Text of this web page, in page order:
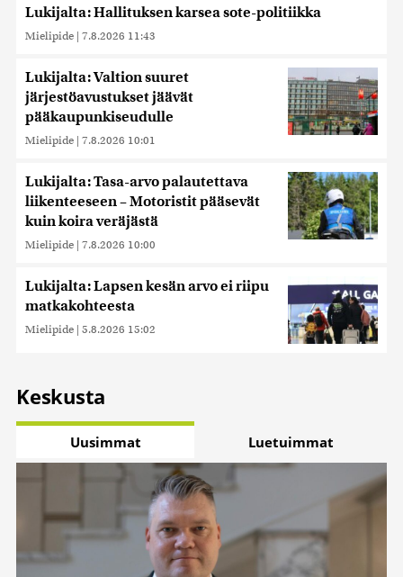
Lukijalta: Hallituksen karsea sote-politiikka
Mielipide | 7.8.2026 11:43
Lukijalta: Valtion suuret
järjestöavustukset jäävät
pääkaupunkiseudulle
Mielipide | 7.8.2026 10:01
Lukijalta: Tasa-arvo palautettava
liikenteeseen – Motoristit pääsevät
kuin koira veräjästä
Mielipide | 7.8.2026 10:00
Lukijalta: Lapsen kesän arvo ei riipu
matkakohteesta
Mielipide | 5.8.2026 15:02
Keskusta
Uusimmat Luetuimmat